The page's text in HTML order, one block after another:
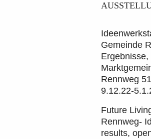
Gemeinde
Rennweg
9.12.22-
Future
Rennweg-
results,